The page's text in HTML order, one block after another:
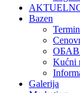
Bazen
Kućni
Galerija